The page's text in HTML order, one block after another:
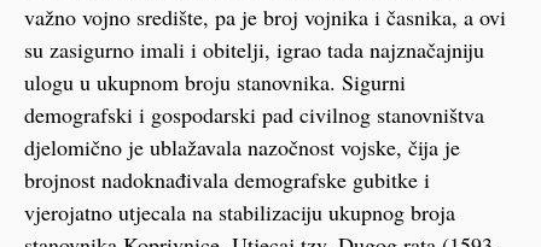
važno vojno središte, pa je broj vojnika i časnika, a ovi
su zasigurno imali i obitelji, igrao tada najznačajniju
ulogu u ukupnom broju stanovnika. Sigurni
demografski i gospodarski pad civilnog stanovništva
djelomično je ublažavala nazočnost vojske, čija je
brojnost nadoknađivala demografske gubitke i
vjerojatno utjecala na stabilizaciju ukupnog broja